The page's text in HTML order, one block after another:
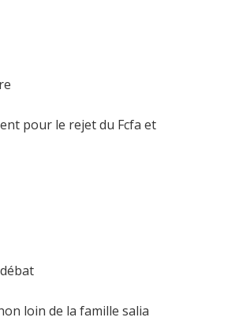
pour le rejet du Fcfa et
loin de la famille salia